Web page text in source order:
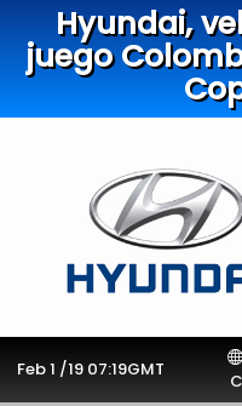
Hyundai,
juego
Feb 1 /19 07:19GMT